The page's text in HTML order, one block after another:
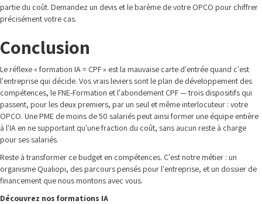
partie du coût. Demandez un devis et le barème de votre OPCO pour chiffrer
précisément votre cas.
Conclusion
Le réflexe « formation IA = CPF » est la mauvaise carte d'entrée quand c'est
l'entreprise qui décide. Vos vrais leviers sont le plan de développement des
compétences, le FNE-Formation et l'abondement CPF — trois dispositifs qui
passent, pour les deux premiers, par un seul et même interlocuteur : votre
OPCO. Une PME de moins de 50 salariés peut ainsi former une équipe entière
à l'IA en ne supportant qu'une fraction du coût, sans aucun reste à charge
pour ses salariés.
Reste à transformer ce budget en compétences. C'est notre métier : un
organisme Qualiopi, des parcours pensés pour l'entreprise, et un dossier de
financement que nous montons avec vous.
Découvrez nos formations IA